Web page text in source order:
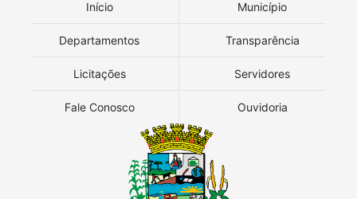
Início Município
Departamentos Transparência
Licitações Servidores
Fale Conosco Ouvidoria